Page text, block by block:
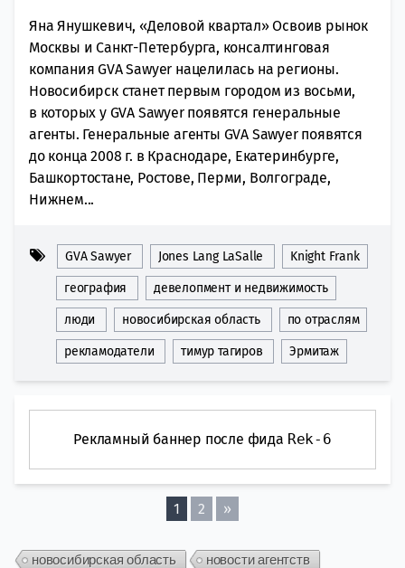
Яна Янушкевич, «Деловой квартал» Освоив рынок
Москвы и Санкт-Петербурга, консалтинговая
компания GVA Sawyer нацелилась на регионы.
Новосибирск станет первым городом из восьми,
в которых у GVA Sawyer появятся генеральные
агенты. Генеральные агенты GVA Sawyer появятся
до конца 2008 г. в Краснодаре, Екатеринбурге,
Башкортостане, Ростове, Перми, Волгограде,
Нижнем...
GVA Sawyer Jones Lang LaSalle Knight Frank
география девелопмент и недвижимость
люди новосибирская область по отраслям
рекламодатели тимур тагиров Эрмитаж
Рекламный баннер после фида Rek-6
1 2 »
новосибирская область
новости агентств